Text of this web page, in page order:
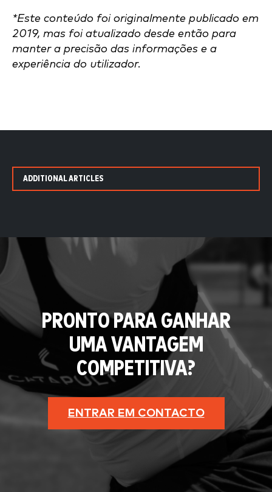
*Este conteúdo foi originalmente publicado em
2019, mas foi atualizado desde então para
manter a precisão das informações e a
experiência do utilizador.
ADDITIONAL ARTICLES
PRONTO PARA GANHAR
UMA VANTAGEM
COMPETITIVA?
ENTRAR EM CONTACTO